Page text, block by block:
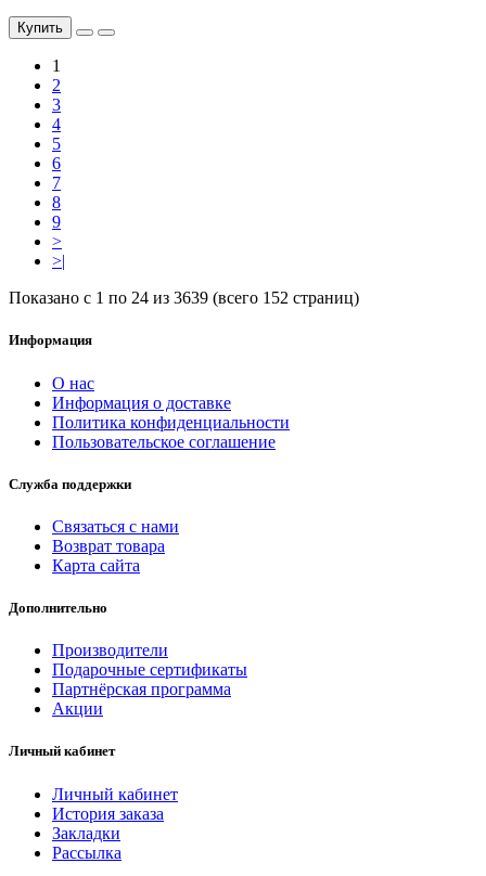
Купить
1
2
3
4
5
6
7
8
9
>
>|
Показано с 1 по 24 из 3639 (всего 152 страниц)
Информация
О нас
Информация о доставке
Политика конфиденциальности
Пользовательское соглашение
Служба поддержки
Связаться с нами
Возврат товара
Карта сайта
Дополнительно
Производители
Подарочные сертификаты
Партнёрская программа
Акции
Личный кабинет
Личный кабинет
История заказа
Закладки
Рассылка